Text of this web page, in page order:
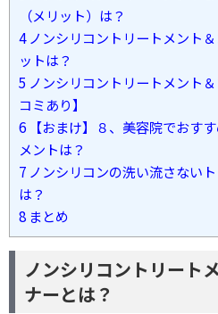
（メリット）は？
4ノンシリコントリートメント
ットは？
5 ノンシリコントリートメント
コミあり】
6 【おまけ】８、美容院でおす
メントは？
7 ノンシリコンの洗い流さない
は？
8 まとめ
ノンシリコントリート
ナーとは？